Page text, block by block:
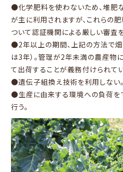
●化学肥料を使わないため、堆肥
が主に利用されますが、これらの
ついて認証機関による厳しい審査
●2年以上の期間、上記の方法で畑
は3年）。管理が2年未満の農産物
て出荷することが義務付けられてい
●遺伝子組換え技術を利用しない。
●生産に由来する環境への負荷を
行う。